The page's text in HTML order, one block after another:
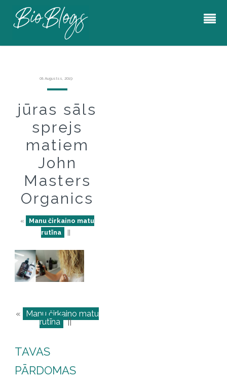
08 Augustss, 2019
jūras sāls
sprejs
matiem
John
Masters
Organics
«
Manu čirkaino matu
rutīna
«
Manu čirkaino matu
rutīna ||
TAVAS
PĀRDOMAS